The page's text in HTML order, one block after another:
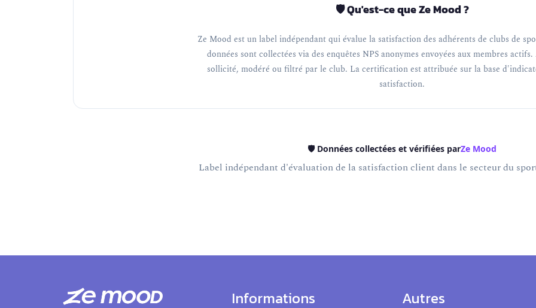
🛡️ Qu'est-ce que Ze Mood ?
Ze Mood est un label indépendant qui évalue la satisfaction des adhérents de clubs de
données sont collectées via des enquêtes NPS anonymes envoyées aux membres
sollicité, modéré ou filtré par le club. La certification est attribuée sur la base
satisfaction.
🛡️ Données collectées et vérifiées parZe Mood
Label indépendant d'évaluation de la satisfaction client dans le secteur du
Informations Autres